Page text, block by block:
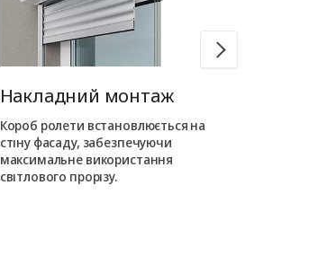
Накладний монтаж
Короб ролети встановлюється на
стіну фасаду, забезпечуючи
максимальне використання
світлового прорізу.